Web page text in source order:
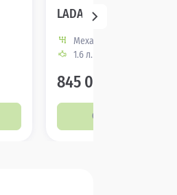
LADA (ВАЗ) Granta
Механика
1.6 л.
845 000
Снизить цену